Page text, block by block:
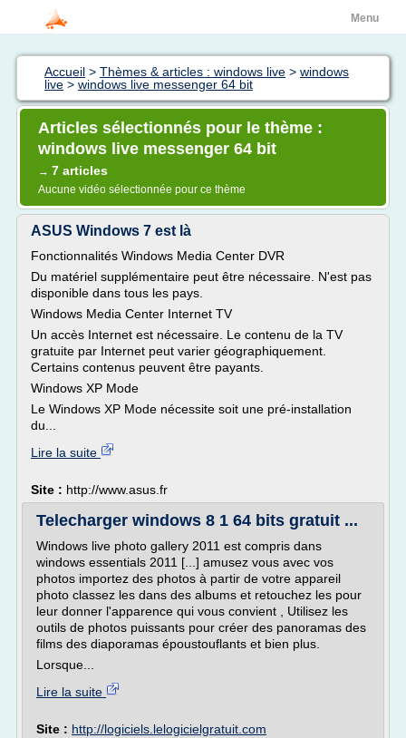
Menu
Accueil > Thèmes & articles : windows live > windows
live > windows live messenger 64 bit
Articles sélectionnés pour le thème :
windows live messenger 64 bit
→ 7 articles
Aucune vidéo sélectionnée pour ce thème
ASUS Windows 7 est là
Fonctionnalités Windows Media Center DVR
Du matériel supplémentaire peut être nécessaire. N'est pas
disponible dans tous les pays.
Windows Media Center Internet TV
Un accès Internet est nécessaire. Le contenu de la TV
gratuite par Internet peut varier géographiquement.
Certains contenus peuvent être payants.
Windows XP Mode
Le Windows XP Mode nécessite soit une pré-installation
du...
Lire la suite
Site : http://www.asus.fr
Telecharger windows 8 1 64 bits gratuit ...
Windows live photo gallery 2011 est compris dans
windows essentials 2011 [...] amusez vous avec vos
photos importez des photos à partir de votre appareil
photo classez les dans des albums et retouchez les pour
leur donner l'apparence qui vous convient , Utilisez les
outils de photos puissants pour créer des panoramas des
films des diaporamas époustouflants et bien plus.
Lorsque...
Lire la suite
Site : http://logiciels.lelogicielgratuit.com